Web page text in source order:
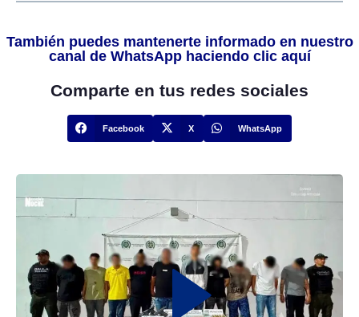
También puedes mantenerte informado en nuestro
canal de WhatsApp haciendo clic aquí
Comparte en tus redes sociales
Facebook X WhatsApp